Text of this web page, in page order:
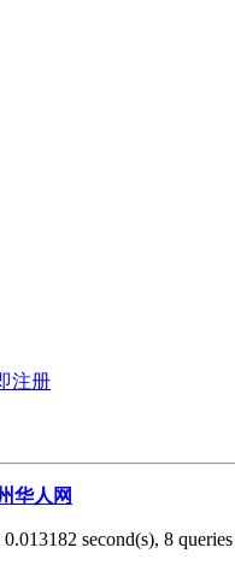
注册
华人网
0.013182 second(s), 8